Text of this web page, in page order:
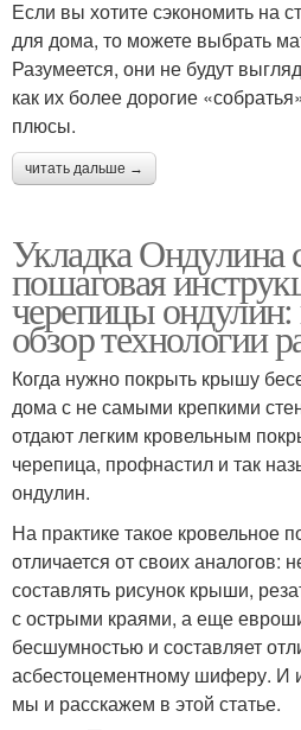
Если вы хотите сэкономить на
для дома, то можете выбрать
Разумеется, они не будут
как их более дорогие
плюсы.
читать дальше →
Укладка Ондулина
пошаговая
черепицы
обзор технологии
Когда нужно покрыть крышу
дома с не самыми крепкими
отдают легким кровельным
черепица, профнастил и так
ондулин.
На практике такое кровельное
отличается от своих аналогов:
составлять рисунок крыши,
с острыми краями, а еще
бесшумностью и составляет
асбестоцементному шиферу. И
мы и расскажем в этой статье.